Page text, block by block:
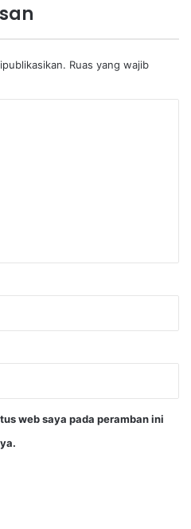
Ruas yang wajib
web saya pada peramban ini